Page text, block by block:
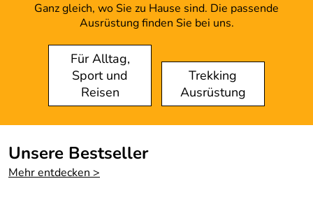
Ganz gleich, wo Sie zu Hause sind. Die passende
Ausrüstung finden Sie bei uns.
Für Alltag,
Sport und
Reisen
Trekking
Ausrüstung
Unsere Bestseller
Mehr entdecken >